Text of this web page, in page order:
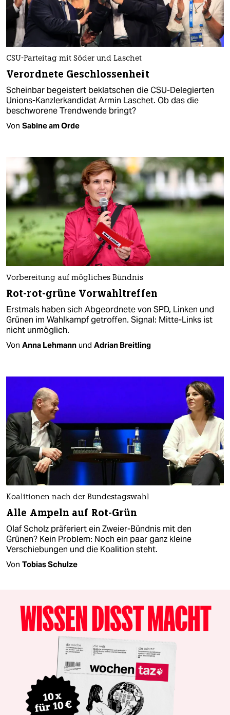
CSU-Parteitag mit Söder und Laschet
Verordnete Geschlossenheit
Scheinbar begeistert beklatschen die CSU-Delegierten
Unions-Kanzlerkandidat Armin Laschet. Ob das die
beschworene Trendwende bringt?
Von Sabine am Orde
Vorbereitung auf mögliches Bündnis
Rot-rot-grüne Vorwahltreffen
Erstmals haben sich Abgeordnete von SPD, Linken und
Grünen im Wahlkampf getroffen. Signal: Mitte-Links ist
nicht unmöglich.
Von Anna Lehmann und Adrian Breitling
Koalitionen nach der Bundestagswahl
Alle Ampeln auf Rot-Grün
Olaf Scholz präferiert ein Zweier-Bündnis mit den
Grünen? Kein Problem: Noch ein paar ganz kleine
Verschiebungen und die Koalition steht.
Von Tobias Schulze